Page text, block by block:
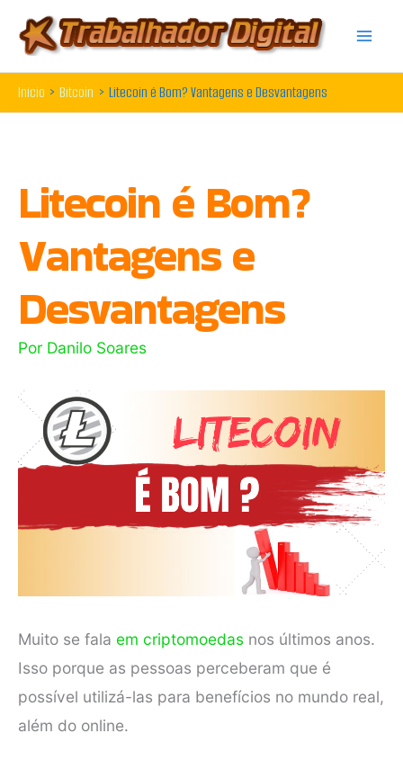
para
o
conteúdo
Início Bitcoin Litecoin é Bom? Vantagens e Desvantagens
Litecoin é Bom?
Vantagens e
Desvantagens
Por Danilo Soares
Muito se fala em criptomoedas nos últimos anos.
Isso porque as pessoas perceberam que é
possível utilizá-las para benefícios no mundo real,
além do online.